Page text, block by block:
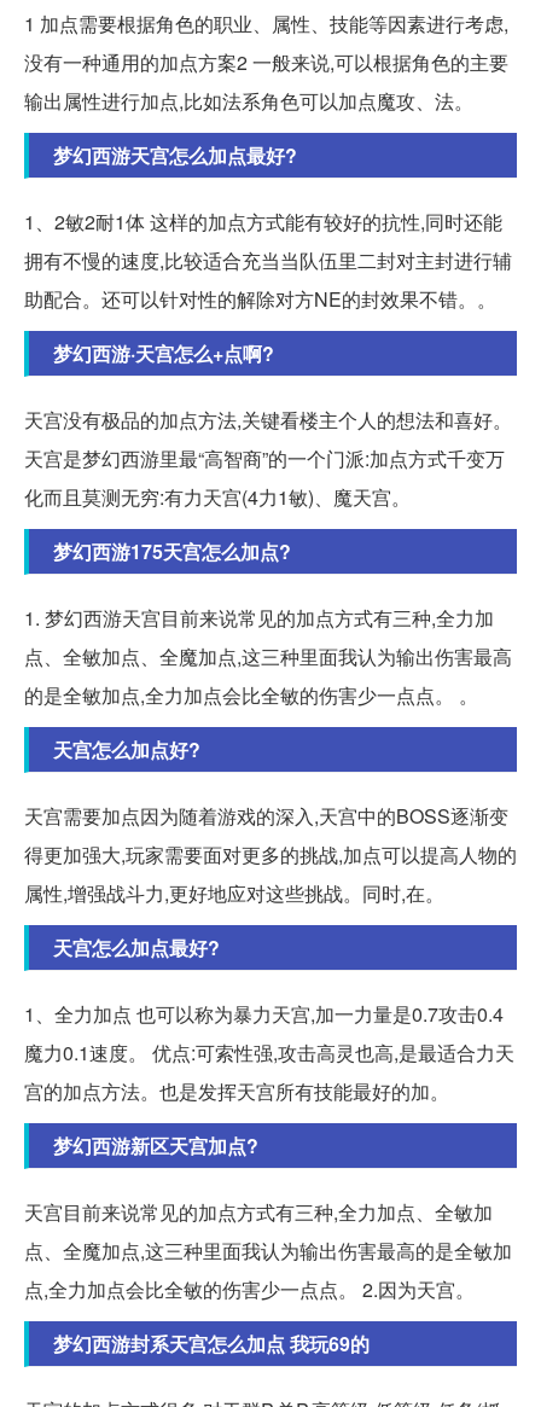
1 加点需要根据角色的职业、属性、技能等因素进行考虑,
没有一种通用的加点方案2 一般来说,可以根据角色的主要
输出属性进行加点,比如法系角色可以加点魔攻、法。
梦幻西游天宫怎么加点最好?
1、2敏2耐1体 这样的加点方式能有较好的抗性,同时还能
拥有不慢的速度,比较适合充当当队伍里二封对主封进行辅
助配合。还可以针对性的解除对方NE的封效果不错。。
梦幻西游·天宫怎么+点啊?
天宫没有极品的加点方法,关键看楼主个人的想法和喜好。
天宫是梦幻西游里最“高智商”的一个门派:加点方式千变万
化而且莫测无穷:有力天宫(4力1敏)、魔天宫。
梦幻西游175天宫怎么加点?
1. 梦幻西游天宫目前来说常见的加点方式有三种,全力加
点、全敏加点、全魔加点,这三种里面我认为输出伤害最高
的是全敏加点,全力加点会比全敏的伤害少一点点。 。
天宫怎么加点好?
天宫需要加点因为随着游戏的深入,天宫中的BOSS逐渐变
得更加强大,玩家需要面对更多的挑战,加点可以提高人物的
属性,增强战斗力,更好地应对这些挑战。同时,在。
天宫怎么加点最好?
1、全力加点 也可以称为暴力天宫,加一力量是0.7攻击0.4
魔力0.1速度。 优点:可索性强,攻击高灵也高,是最适合力天
宫的加点方法。也是发挥天宫所有技能最好的加。
梦幻西游新区天宫加点?
天宫目前来说常见的加点方式有三种,全力加点、全敏加
点、全魔加点,这三种里面我认为输出伤害最高的是全敏加
点,全力加点会比全敏的伤害少一点点。 2.因为天宫。
梦幻西游封系天宫怎么加点 我玩69的